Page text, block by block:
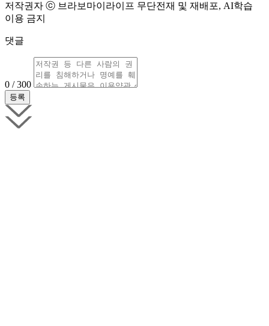
저작권자 ⓒ 브라보마이라이프 무단전재 및 재배포, AI학습
이용 금지
댓글
0 / 300